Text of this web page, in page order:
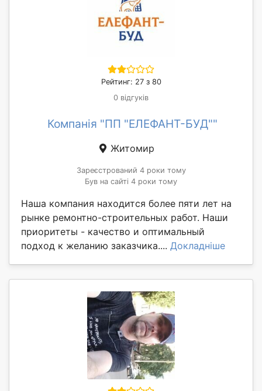
Рейтинг: 27 з 80
0 відгуків
Компанія "ПП "ЕЛЕФАНТ-БУД""
Житомир
Зареєстрований 4 роки тому
Був на сайті 4 роки тому
Наша компания находится более пяти лет на
рынке ремонтно-строительных работ. Наши
приоритеты - качество и оптимальный
подход к желанию заказчика.... Докладніше